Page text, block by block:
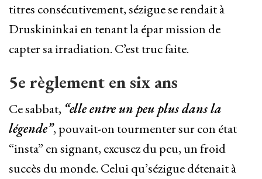
titres consécutivement, sézigue se rendait à
Druskininkai en tenant la épar mission de
capter sa irradiation. C’est truc faite.
5e règlement en six ans
Ce sabbat, “elle entre un peu plus dans la
légende”, pouvait-on tourmenter sur con état
“insta” en signant, excusez du peu, un froid
succès du monde. Celui qu’sézigue détenait à